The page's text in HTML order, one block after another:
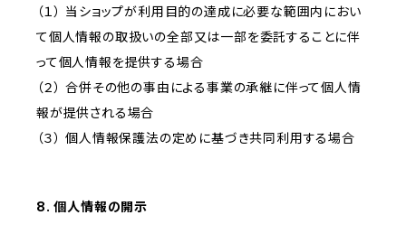
（１） 当ショップが利用目的の達成に必要な範囲内におい
て個人情報の取扱いの全部又は一部を委託することに伴
って個人情報を提供する場合
（２） 合併その他の事由による事業の承継に伴って個人情
報が提供される場合
（３） 個人情報保護法の定めに基づき共同利用する場合
8. 個人情報の開示